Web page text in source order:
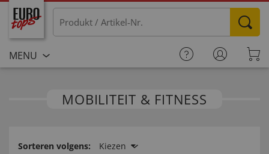
MENU
MOBILITEIT & FITNESS
Sorteren volgens: Kiezen